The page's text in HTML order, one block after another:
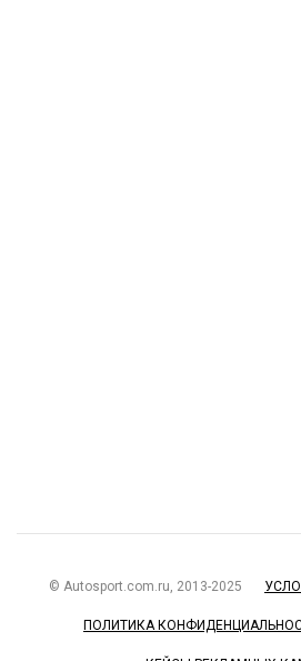
© Autosport.com.ru, 2013-2025
ПОЛИТИКА